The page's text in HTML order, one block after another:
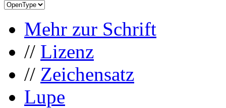
Mehr zur Schrift
// Lizenz
// Zeichensatz
Lupe